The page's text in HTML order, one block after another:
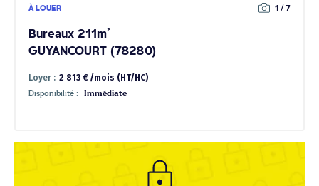
À LOUER 1 / 7
Bureaux 211m²
GUYANCOURT (78280)
Loyer : 2 813 € /mois (HT/HC)
Disponibilité : Immédiate